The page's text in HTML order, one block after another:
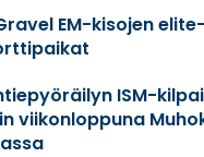
EM-kisojen
ISM-
viikonloppuna